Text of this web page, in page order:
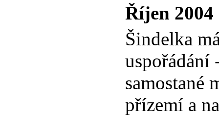
Říjen 2004
Šindelka
uspořádání
samostané
přízemí a